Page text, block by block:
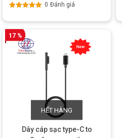
0 Đánh giá
17 %
HẾT HÀNG
Dây cáp sạc type-C to